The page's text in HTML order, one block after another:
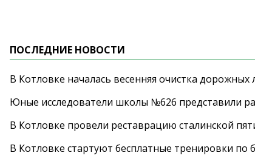
ПОСЛЕДНИЕ НОВОСТИ
В Котловке началась весенняя очистка дорожных
Юные исследователи школы №626 представили
В Котловке провели реставрацию сталинской
В Котловке стартуют бесплатные тренировки по